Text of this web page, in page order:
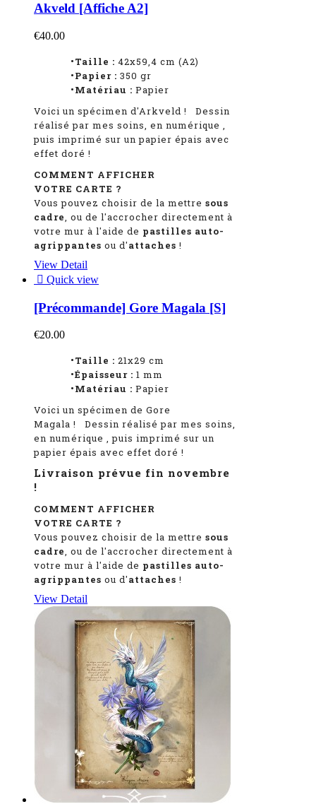
Akveld [Affiche A2]
€40.00
•Taille : 42x59,4 cm (A2)
•Papier : 350 gr
•Matériau : Papier
Voici un spécimen d'Arkveld !
Dessin
réalisé par mes soins, en numérique ,
puis imprimé sur un papier épais avec
effet doré !
COMMENT AFFICHER
VOTRE CARTE ?
Vous pouvez choisir de la mettre sous
cadre, ou de l'accrocher directement à
votre mur à l'aide de pastilles auto-
agrippantes ou d'attaches !
View Detail
 Quick view
[Précommande] Gore Magala [S]
€20.00
•Taille : 21x29 cm
•Épaisseur : 1 mm
•Matériau : Papier
Voici un spécimen de Gore
Magala !
Dessin réalisé par mes soins,
en numérique , puis imprimé sur un
papier épais avec effet doré !
Livraison prévue fin novembre
!
COMMENT AFFICHER
VOTRE CARTE ?
Vous pouvez choisir de la mettre sous
cadre, ou de l'accrocher directement à
votre mur à l'aide de pastilles auto-
agrippantes ou d'attaches !
View Detail